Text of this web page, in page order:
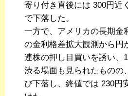
寄り付き直後には 300円近
で下落した。
一方で、アメリカの長期金
の金利格差拡大観測から円
連株の押し目買いを誘い、
渋る場面も見られたものの
び下落し、終値では 230円